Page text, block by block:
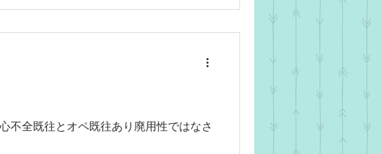
不全既往とオペ既往あり廃用性ではなさ